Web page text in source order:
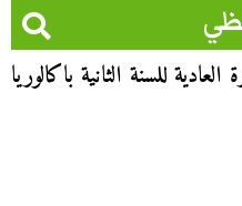
للسنة الثانية باكالوريا